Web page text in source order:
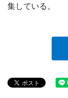
集している。